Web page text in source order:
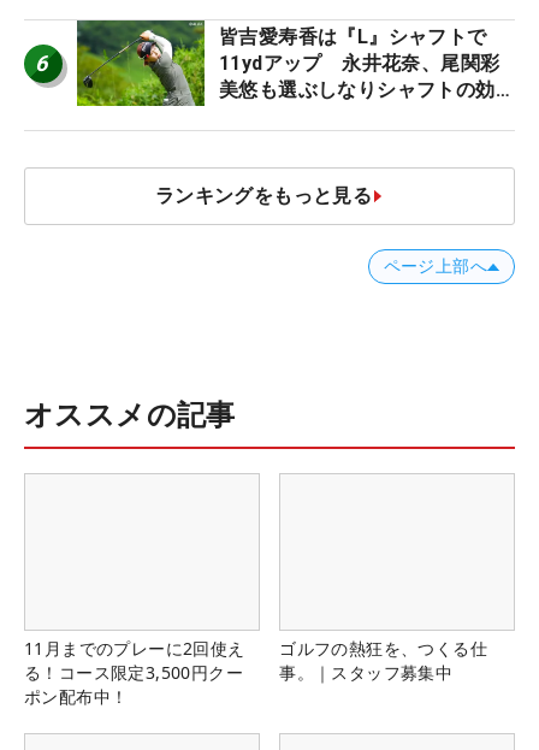
6
皆吉愛寿香は『L』シャフトで
11ydアップ 永井花奈、尾関彩
美悠も選ぶしなりシャフトの効果
ランキングをもっと見る
ページ上部へ
オススメの記事
11月までのプレーに2回使え
る！コース限定3,500円クー
ポン配布中！
ゴルフの熱狂を、つくる仕
事。｜スタッフ募集中